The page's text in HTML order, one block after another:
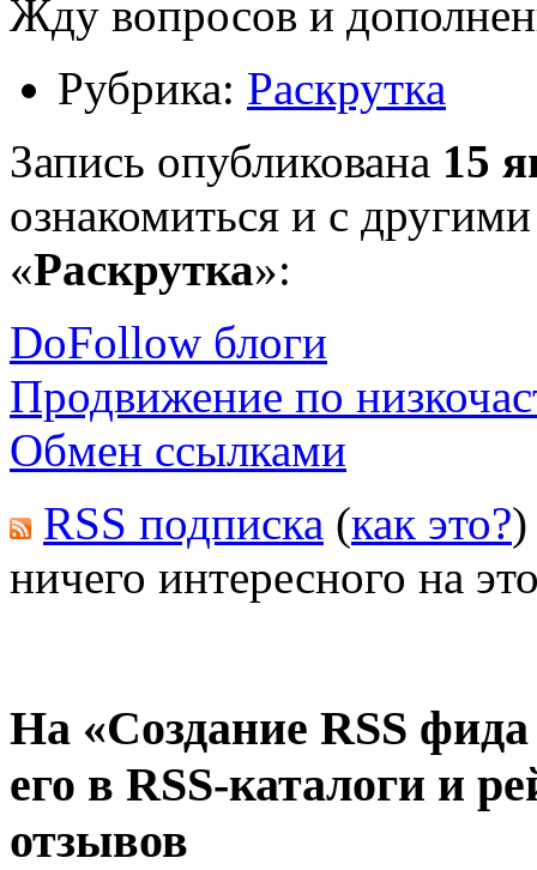
Жду вопросов и
Рубрика: Раскрутка
Запись опубликована 15
ознакомиться и с
«Раскрутка»:
DoFollow блоги
Продвижение по
Обмен ссылками
RSS подписка (как это?)
ничего интересного на
На «Создание RSS
его в RSS-каталоги и
отзывов